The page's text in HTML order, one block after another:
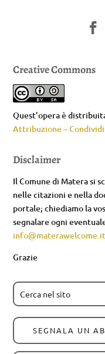
Creative Commons
Quest’opera è
Attribuzione –
Disclaimer
Il Comune di Matera si
nelle citazioni e nella
portale; chiediamo la
segnalare ogni
info@materawelcome.it
Grazie
SEGNALA UN